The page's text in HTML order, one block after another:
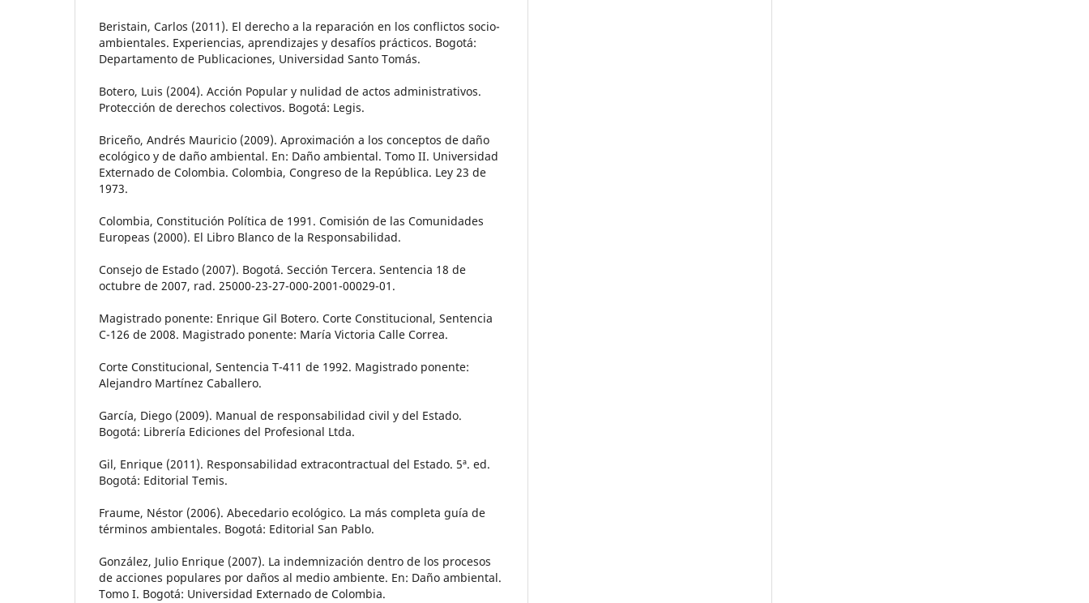
Beristain, Carlos (2011). El derecho a la reparación en los conflictos socio-
ambientales. Experiencias, aprendizajes y desafíos prácticos. Bogotá:
Departamento de Publicaciones, Universidad Santo Tomás.
Botero, Luis (2004). Acción Popular y nulidad de actos administrativos.
Protección de derechos colectivos. Bogotá: Legis.
Briceño, Andrés Mauricio (2009). Aproximación a los conceptos de daño
ecológico y de daño ambiental. En: Daño ambiental. Tomo II. Universidad
Externado de Colombia. Colombia, Congreso de la República. Ley 23 de
1973.
Colombia, Constitución Política de 1991. Comisión de las Comunidades
Europeas (2000). El Libro Blanco de la Responsabilidad.
Consejo de Estado (2007). Bogotá. Sección Tercera. Sentencia 18 de
octubre de 2007, rad. 25000-23-27-000-2001-00029-01.
Magistrado ponente: Enrique Gil Botero. Corte Constitucional, Sentencia
C-126 de 2008. Magistrado ponente: María Victoria Calle Correa.
Corte Constitucional, Sentencia T-411 de 1992. Magistrado ponente:
Alejandro Martínez Caballero.
García, Diego (2009). Manual de responsabilidad civil y del Estado.
Bogotá: Librería Ediciones del Profesional Ltda.
Gil, Enrique (2011). Responsabilidad extracontractual del Estado. 5ª. ed.
Bogotá: Editorial Temis.
Fraume, Néstor (2006). Abecedario ecológico. La más completa guía de
términos ambientales. Bogotá: Editorial San Pablo.
González, Julio Enrique (2007). La indemnización dentro de los procesos
de acciones populares por daños al medio ambiente. En: Daño ambiental.
Tomo I. Bogotá: Universidad Externado de Colombia.